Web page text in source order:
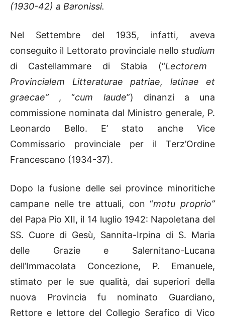
(1930-42) a Baronissi.
Nel Settembre del 1935, infatti, aveva
conseguito il Lettorato provinciale nello studium
di Castellammare di Stabia (“Lectorem
Provincialem Litteraturae patriae, latinae et
graecae”, “cum laude”) dinanzi a una
commissione nominata dal Ministro generale, P.
Leonardo Bello. E’ stato anche Vice
Commissario provinciale per il Terz’Ordine
Francescano (1934-37).
Dopo la fusione delle sei province minoritiche
campane nelle tre attuali, con “motu proprio”
del Papa Pio XII, il 14 luglio 1942: Napoletana del
SS. Cuore di Gesù, Sannita-Irpina di S. Maria
delle Grazie e Salernitano-Lucana
dell’Immacolata Concezione, P. Emanuele,
stimato per le sue qualità, dai superiori della
nuova Provincia fu nominato Guardiano,
Rettore e lettore del Collegio Serafico di Vico